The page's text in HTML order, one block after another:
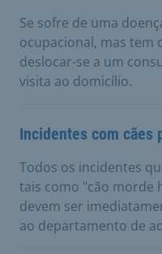
Se sofre de uma
ocupacional, mas tem
deslocar-se a um
visita ao domicílio.
Incidentes com cães
Todos os incidentes
tais como "cão morde
devem ser
ao departamento de